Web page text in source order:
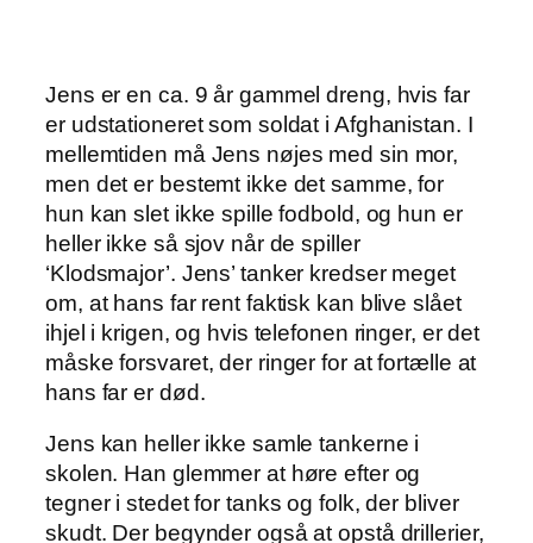
Jens er en ca. 9 år gammel dreng, hvis far
er udstationeret som soldat i Afghanistan. I
mellemtiden må Jens nøjes med sin mor,
men det er bestemt ikke det samme, for
hun kan slet ikke spille fodbold, og hun er
heller ikke så sjov når de spiller
‘Klodsmajor’. Jens’ tanker kredser meget
om, at hans far rent faktisk kan blive slået
ihjel i krigen, og hvis telefonen ringer, er det
måske forsvaret, der ringer for at fortælle at
hans far er død.
Jens kan heller ikke samle tankerne i
skolen. Han glemmer at høre efter og
tegner i stedet for tanks og folk, der bliver
skudt. Der begynder også at opstå drillerier,